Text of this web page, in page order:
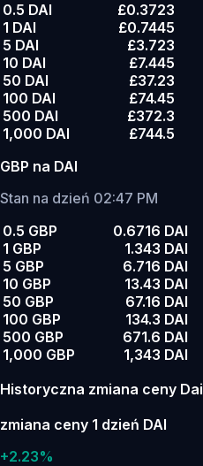
0.5 DAI
£0.3723
1 DAI
£0.7445
5 DAI
£3.723
10 DAI
£7.445
50 DAI
£37.23
100 DAI
£74.45
500 DAI
£372.3
1,000 DAI
£744.5
GBP na DAI
Stan na dzień 02:47 PM
0.5 GBP
0.6716 DAI
1 GBP
1.343 DAI
5 GBP
6.716 DAI
10 GBP
13.43 DAI
50 GBP
67.16 DAI
100 GBP
134.3 DAI
500 GBP
671.6 DAI
1,000 GBP
1,343 DAI
Historyczna zmiana ceny Dai
zmiana ceny 1 dzień DAI
+2.23%